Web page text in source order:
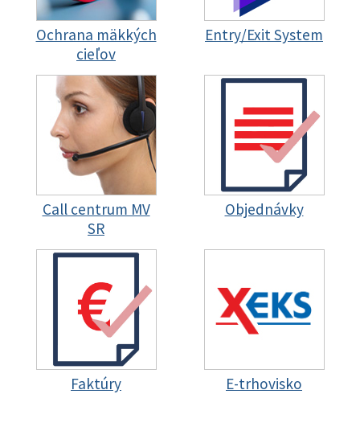
Ochrana mäkkých
cieľov
Entry/Exit System
Call centrum MV
SR
Objednávky
Faktúry E-trhovisko